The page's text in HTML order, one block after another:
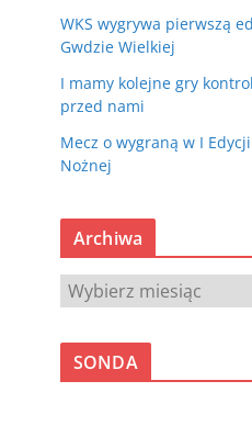
WKS wygrywa pierwszą
Gwdzie Wielkiej
I mamy kolejne gry
przed nami
Mecz o wygraną w I
Nożnej
Archiwa
A
c
SONDA